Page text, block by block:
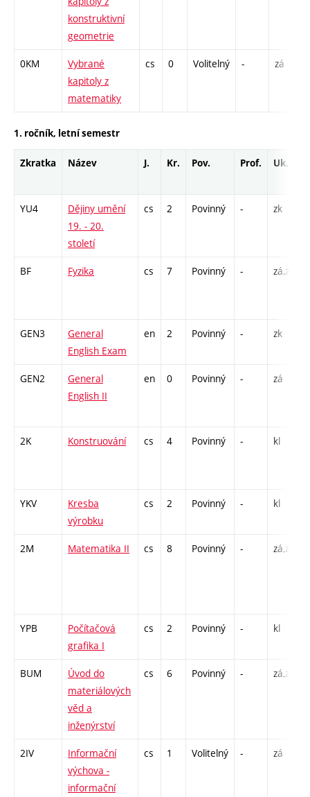
konstruktivní
geometrie
0KM
Vybrané
kapitoly z
matematiky
cs 0 Volitelný - zá
1. ročník, letní semestr
Zkratka Název J. Kr. Pov. Prof. Uk.
YU4
Dějiny umění
19. - 20.
století
cs 2 Povinný - zk
BF Fyzika cs 7 Povinný - zá,zk
GEN3
General
English Exam
en 2 Povinný - zk
GEN2
General
English II
en 0 Povinný - zá
2K Konstruování cs 4 Povinný - kl
YKV
Kresba
výrobku
cs 2 Povinný - kl
2M Matematika II cs 8 Povinný - zá,zk
YPB
Počítačová
grafika I
cs 2 Povinný - kl
BUM
Úvod do
materiálových
věd a
inženýrství
cs 6 Povinný - zá,zk
2IV
Informační
výchova -
informační
cs 1 Volitelný - zá